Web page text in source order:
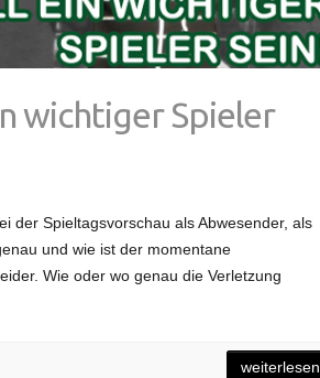
wichtiger Spieler
der Spieltagsvorschau als Abwesender, als
und wie ist der momentane
Wie oder wo genau die Verletzung
weiterlesen